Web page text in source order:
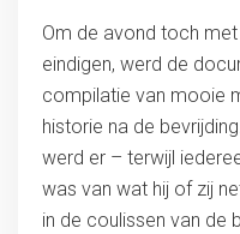
Om de avond toch
eindigen, werd de
compilatie van mooie
historie na de
werd er – terwijl
was van wat hij of zij
in de coulissen van de